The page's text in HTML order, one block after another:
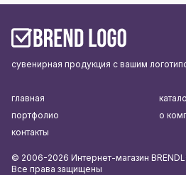
сувенирная продукция с вашим
главная
портфолио
о
контакты
© 2006-2026 Интернет-магазин
Все права защищены